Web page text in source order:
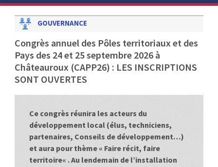
c
e
r
:
PAYS / PETR
ANPP
PUBLICATIONS
JURIDIQUE
EUROPE
GOUVERNANCE
Congrès annuel des Pôles territoriaux et des
Pays des 24 et 25 septembre 2026 à
Châteauroux (CAPP26) : LES INSCRIPTIONS
SONT OUVERTES
Ce congrès réunira les acteurs du
développement local (élus, techniciens,
partenaires, Conseils de développement…)
et aura pour thème « Faire récit, faire
territoire« . Au lendemain de l’installation